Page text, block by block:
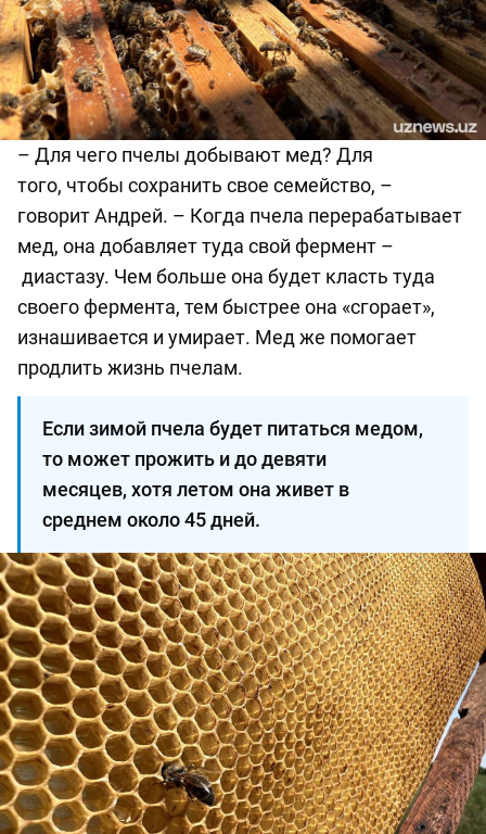
– Для чего пчелы добывают мед? Для
того, чтобы сохранить свое семейство, –
говорит Андрей. – Когда пчела перерабатывает
мед, она добавляет туда свой фермент –
диастазу. Чем больше она будет класть туда
своего фермента, тем быстрее она «сгорает»,
изнашивается и умирает. Мед же помогает
продлить жизнь пчелам.
Если зимой пчела будет питаться медом,
то может прожить и до девяти
месяцев, хотя летом она живет в
среднем около 45 дней.